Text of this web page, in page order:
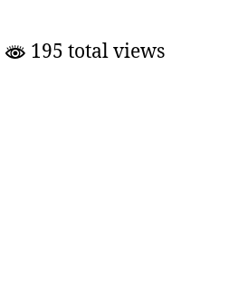
195 total views